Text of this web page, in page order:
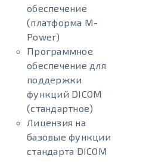
обеспечение
(платформа M-
Power)
Программное
обеспечение для
поддержки
функций DICOM
(стандартное)
Лицензия на
базовые функции
стандарта DICOM